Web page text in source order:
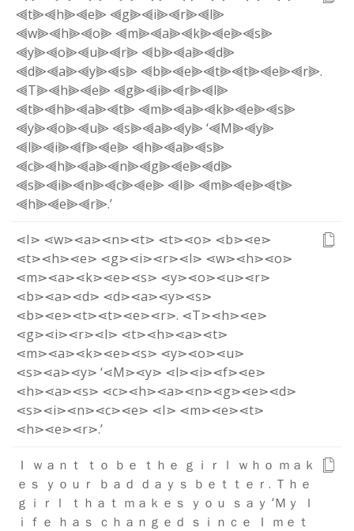
⫷t⫸⫷h⫸⫷e⫸ ⫷g⫸⫷i⫸⫷r⫸⫷l⫸
⫷w⫸⫷h⫸⫷o⫸ ⫷m⫸⫷a⫸⫷k⫸⫷e⫸⫷s⫸
⫷y⫸⫷o⫸⫷u⫸⫷r⫸ ⫷b⫸⫷a⫸⫷d⫸
⫷d⫸⫷a⫸⫷y⫸⫷s⫸ ⫷b⫸⫷e⫸⫷t⫸⫷t⫸⫷e⫸⫷r⫸.
⫷T⫸⫷h⫸⫷e⫸ ⫷g⫸⫷i⫸⫷r⫸⫷l⫸
⫷t⫸⫷h⫸⫷a⫸⫷t⫸ ⫷m⫸⫷a⫸⫷k⫸⫷e⫸⫷s⫸
⫷y⫸⫷o⫸⫷u⫸ ⫷s⫸⫷a⫸⫷y⫸ ‘⫷M⫸⫷y⫸
⫷l⫸⫷i⫸⫷f⫸⫷e⫸ ⫷h⫸⫷a⫸⫷s⫸
⫷c⫸⫷h⫸⫷a⫸⫷n⫸⫷g⫸⫷e⫸⫷d⫸
⫷s⫸⫷i⫸⫷n⫸⫷c⫸⫷e⫸ ⫷I⫸ ⫷m⫸⫷e⫸⫷t⫸
⫷h⫸⫷e⫸⫷r⫸.’
⋖I⋗ ⋖w⋗⋖a⋗⋖n⋗⋖t⋗ ⋖t⋗⋖o⋗ ⋖b⋗⋖e⋗
⋖t⋗⋖h⋗⋖e⋗ ⋖g⋗⋖i⋗⋖r⋗⋖l⋗ ⋖w⋗⋖h⋗⋖o⋗
⋖m⋗⋖a⋗⋖k⋗⋖e⋗⋖s⋗ ⋖y⋗⋖o⋗⋖u⋗⋖r⋗
⋖b⋗⋖a⋗⋖d⋗ ⋖d⋗⋖a⋗⋖y⋗⋖s⋗
⋖b⋗⋖e⋗⋖t⋗⋖t⋗⋖e⋗⋖r⋗. ⋖T⋗⋖h⋗⋖e⋗
⋖g⋗⋖i⋗⋖r⋗⋖l⋗ ⋖t⋗⋖h⋗⋖a⋗⋖t⋗
⋖m⋗⋖a⋗⋖k⋗⋖e⋗⋖s⋗ ⋖y⋗⋖o⋗⋖u⋗
⋖s⋗⋖a⋗⋖y⋗ ‘⋖M⋗⋖y⋗ ⋖l⋗⋖i⋗⋖f⋗⋖e⋗
⋖h⋗⋖a⋗⋖s⋗ ⋖c⋗⋖h⋗⋖a⋗⋖n⋗⋖g⋗⋖e⋗⋖d⋗
⋖s⋗⋖i⋗⋖n⋗⋖c⋗⋖e⋗ ⋖I⋗ ⋖m⋗⋖e⋗⋖t⋗
⋖h⋗⋖e⋗⋖r⋗.’
Ｉ ｗ ａ ｎ ｔ ｔ ｏ ｂ ｅ ｔ ｈ ｅ ｇ ｉ ｒ ｌ ｗ ｈ ｏ ｍ ａ ｋ
ｅ ｓ ｙ ｏ ｕ ｒ ｂ ａ ｄ ｄ ａ ｙ ｓ ｂ ｅ ｔ ｔ ｅ ｒ . Ｔ ｈ ｅ
ｇ ｉ ｒ ｌ ｔ ｈ ａ ｔ ｍ ａ ｋ ｅ ｓ ｙ ｏ ｕ ｓ ａ ｙ ‘Ｍ ｙ
ｌ
ｉ ｆ ｅ ｈ ａ ｓ ｃ ｈ ａ ｎ ｇ ｅ ｄ ｓ ｉ ｎ ｃ ｅ Ｉ ｍ ｅ ｔ